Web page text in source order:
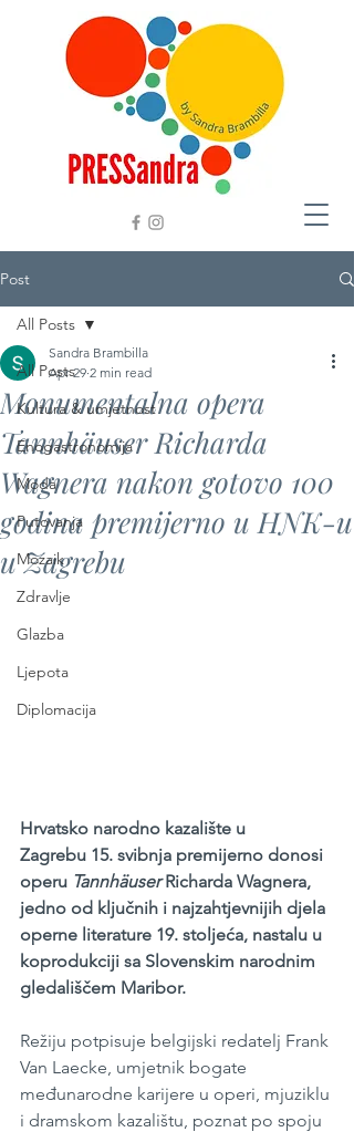
Post
All Posts
Kultura & umjetnost
Enogastronomija
Moda
Putovanja
Mozaik
Zdravlje
Glazba
Ljepota
Diplomacija
All Posts
Monumentalna opera
Tannhäuser Richarda
Wagnera nakon gotovo 100
godina premijerno u HNK-u
u Zagrebu
Sandra Brambilla
Apr 29 2 min read
Hrvatsko narodno kazalište u
Zagrebu 15. svibnja premijerno donosi
operu Tannhäuser Richarda Wagnera,
jedno od ključnih i najzahtjevnijih djela
operne literature 19. stoljeća, nastalu u
koprodukciji sa Slovenskim narodnim
gledališčem Maribor.
Režiju potpisuje belgijski redatelj Frank
Van Laecke, umjetnik bogate
međunarodne karijere u operi, mjuziklu
i dramskom kazalištu, poznat po spoju